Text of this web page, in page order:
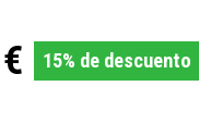
15% de descuento